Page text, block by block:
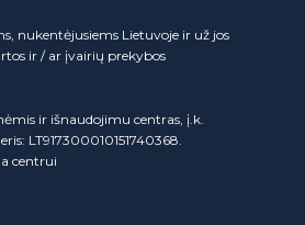
nukentėjusiems Lietuvoje ir už jos
ir / ar įvairių prekybos
ir išnaudojimu centras, į.k.
LT917300010151740368.
centrui